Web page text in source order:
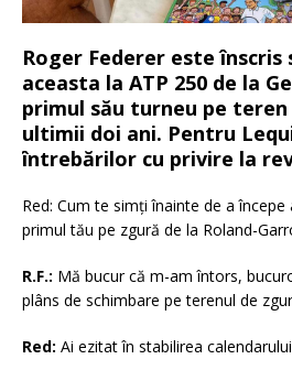
Roger Federer este înscris
aceasta la ATP 250 de la
primul său turneu pe teren
ultimii doi ani. Pentru
întrebărilor cu privire la
Red: Cum te simți înainte de a
primul tău pe zgură de la Roland-
R.F.: Mă bucur că m-am întors,
plâns de schimbare pe terenul de
Red: Ai ezitat în stabilirea